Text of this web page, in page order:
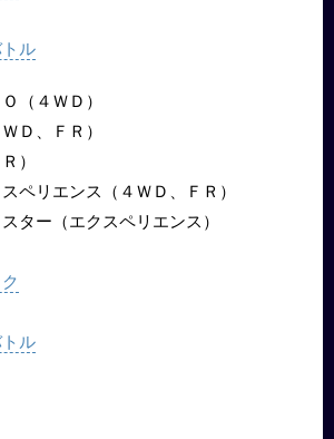
ル
（４ＷＤ）
Ｄ、ＦＲ）
）
ペリエンス（４ＷＤ、ＦＲ）
ター（エクスペリエンス）
ル